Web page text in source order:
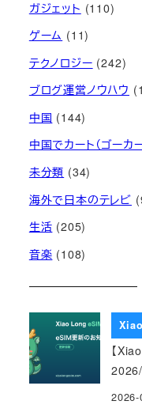
ガジェット (110)
ゲーム (11)
テクノロジー (242)
ブログ運営ノウハウ
中国 (144)
中国でカート（ゴーカー
未分類 (34)
海外で日本のテレビ
生活 (205)
音楽 (108)
【